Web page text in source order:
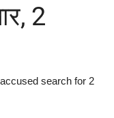
2
search for 2